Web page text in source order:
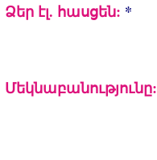
Ձեր էլ. հասցեն: *
Մեկնաբանությունը: